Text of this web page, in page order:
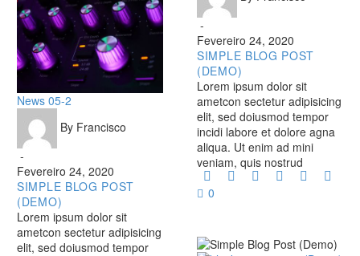
Simple
Post
(Demo)
News 05-2
By Francisco
-
Fevereiro 24, 2020
SIMPLE BLOG POST
(DEMO)
Lorem ipsum dolor sit
ametcon sectetur adipisicing
elit, sed doiusmod tempor
(Demo)
-
Fevereiro 24, 2020
SIMPLE BLOG POST
(DEMO)
Lorem ipsum dolor sit
ametcon sectetur adipisicing
elit, sed doiusmod tempor
incidi labore et dolore agna
aliqua. Ut enim ad mini
veniam, quis nostrud
0